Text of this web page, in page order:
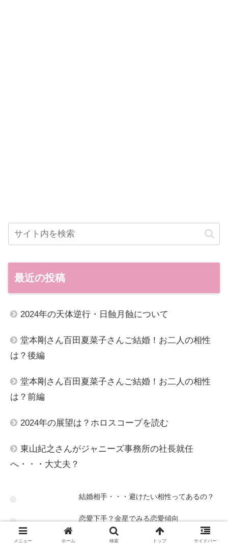
最近の投稿
2024年の天体逆行・日蝕月蝕について
堂本剛さん百田夏菜子さんご結婚！お二人の相性
は？後編
堂本剛さん百田夏菜子さんご結婚！お二人の相性
は？前編
2024年の展望は？ホロスコープを読む
東山紀之さんがジャニーズ事務所の社長就任
へ・・・大丈夫？
結婚相手・・・避けたい相性ってあるの？
恋愛下手？金星でみる恋愛傾向
火星でチェック！男性の好みと性的傾向
メニュー ホーム 検索 トップ サイドバー